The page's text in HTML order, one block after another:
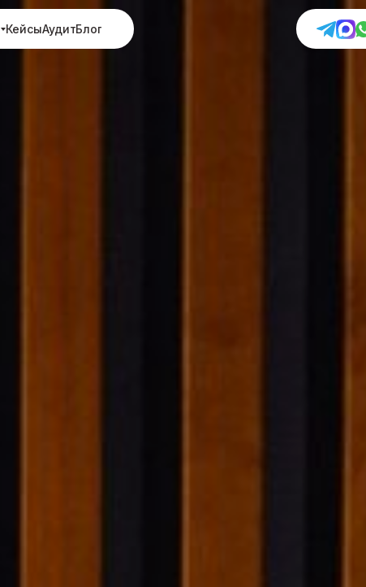
КейсыАудитБлог